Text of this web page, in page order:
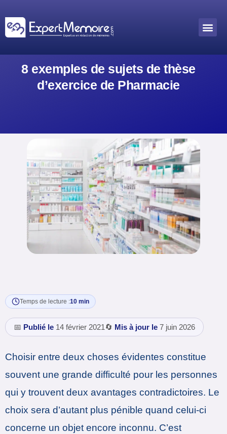
au
contenu
8 exemples de sujets de thèse
d’exercice de Pharmacie
Temps de lecture :10 min
📅 Publié le 14 février 2021 🔄 Mis à jour le 7 juin 2026
Choisir entre deux choses évidentes constitue
souvent une grande difficulté pour les personnes
qui y trouvent deux avantages contradictoires. Le
choix sera d’autant plus pénible quand celui-ci
concerne un objet encore inconnu. C’est